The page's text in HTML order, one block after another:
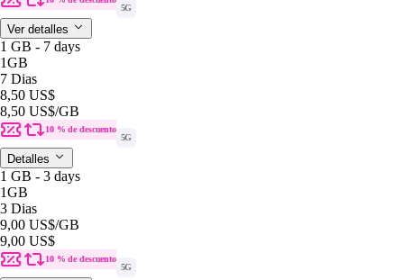
5G
Ver detalles
1 GB - 7 days
1GB
7 Dias
8,50 US$
8,50 US$/GB
10 % de descuento
5G
Detalles
1 GB - 3 days
1GB
3 Dias
9,00 US$/GB
9,00 US$
10 % de descuento
5G